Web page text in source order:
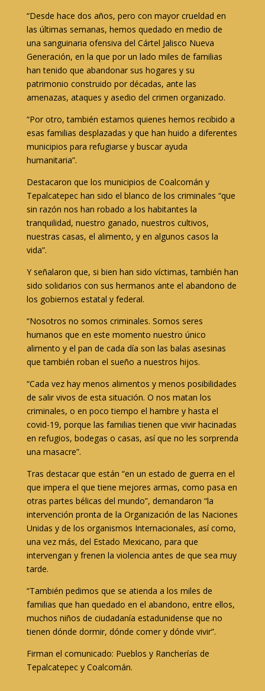
“Desde hace dos años, pero con mayor crueldad en
las últimas semanas, hemos quedado en medio de
una sanguinaria ofensiva del Cártel Jalisco Nueva
Generación, en la que por un lado miles de familias
han tenido que abandonar sus hogares y su
patrimonio construido por décadas, ante las
amenazas, ataques y asedio del crimen organizado.
“Por otro, también estamos quienes hemos recibido a
esas familias desplazadas y que han huido a diferentes
municipios para refugiarse y buscar ayuda
humanitaria”.
Destacaron que los municipios de Coalcomán y
Tepalcatepec han sido el blanco de los criminales “que
sin razón nos han robado a los habitantes la
tranquilidad, nuestro ganado, nuestros cultivos,
nuestras casas, el alimento, y en algunos casos la
vida”.
Y señalaron que, si bien han sido víctimas, también han
sido solidarios con sus hermanos ante el abandono de
los gobiernos estatal y federal.
“Nosotros no somos criminales. Somos seres
humanos que en este momento nuestro único
alimento y el pan de cada día son las balas asesinas
que también roban el sueño a nuestros hijos.
“Cada vez hay menos alimentos y menos posibilidades
de salir vivos de esta situación. O nos matan los
criminales, o en poco tiempo el hambre y hasta el
covid-19, porque las familias tienen que vivir hacinadas
en refugios, bodegas o casas, así que no les sorprenda
una masacre”.
Tras destacar que están “en un estado de guerra en el
que impera el que tiene mejores armas, como pasa en
otras partes bélicas del mundo”, demandaron “la
intervención pronta de la Organización de las Naciones
Unidas y de los organismos Internacionales, así como,
una vez más, del Estado Mexicano, para que
intervengan y frenen la violencia antes de que sea muy
tarde.
“También pedimos que se atienda a los miles de
familias que han quedado en el abandono, entre ellos,
muchos niños de ciudadanía estadunidense que no
tienen dónde dormir, dónde comer y dónde vivir”.
Firman el comunicado: Pueblos y Rancherías de
Tepalcatepec y Coalcomán.